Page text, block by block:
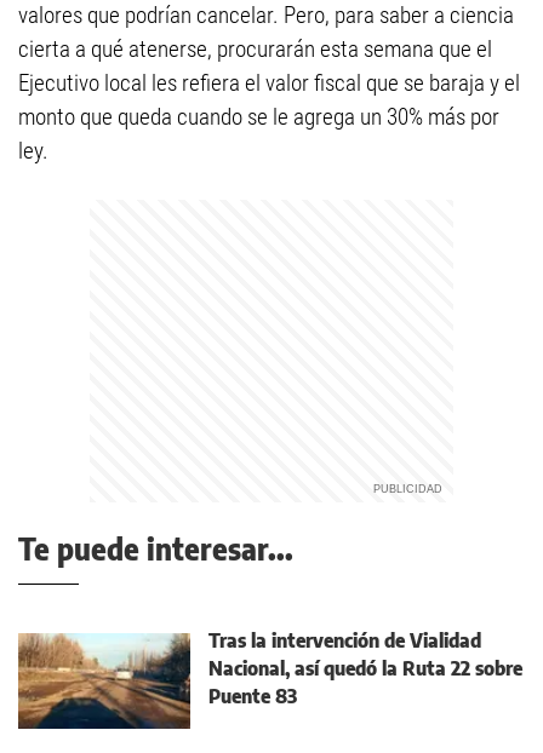
valores que podrían cancelar. Pero, para saber a ciencia
cierta a qué atenerse, procurarán esta semana que el
Ejecutivo local les refiera el valor fiscal que se baraja y el
monto que queda cuando se le agrega un 30% más por
ley.
Te puede interesar...
Tras la intervención de Vialidad
Nacional, así quedó la Ruta 22 sobre
Puente 83